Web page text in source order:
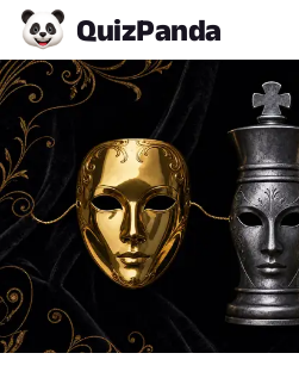
QuizPanda